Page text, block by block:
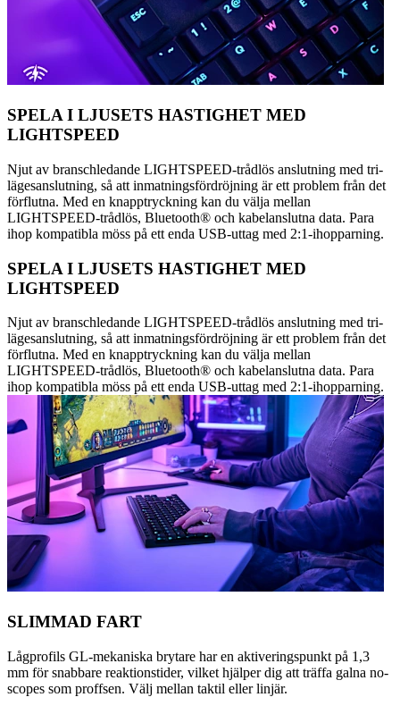
SPELA I LJUSETS HASTIGHET MED
LIGHTSPEED
Njut av branschledande LIGHTSPEED-trådlös anslutning med tri-
lägesanslutning, så att inmatningsfördröjning är ett problem från det
förflutna. Med en knapptryckning kan du välja mellan
LIGHTSPEED-trådlös, Bluetooth® och kabelanslutna data. Para
ihop kompatibla möss på ett enda USB-uttag med 2:1-ihopparning.
SPELA I LJUSETS HASTIGHET MED
LIGHTSPEED
Njut av branschledande LIGHTSPEED-trådlös anslutning med tri-
lägesanslutning, så att inmatningsfördröjning är ett problem från det
förflutna. Med en knapptryckning kan du välja mellan
LIGHTSPEED-trådlös, Bluetooth® och kabelanslutna data. Para
ihop kompatibla möss på ett enda USB-uttag med 2:1-ihopparning.
SLIMMAD FART
Lågprofils GL-mekaniska brytare har en aktiveringspunkt på 1,3
mm för snabbare reaktionstider, vilket hjälper dig att träffa galna no-
scopes som proffsen. Välj mellan taktil eller linjär.